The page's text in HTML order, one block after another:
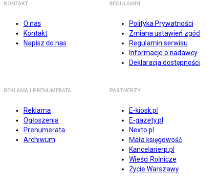
KONTAKT
O nas
Kontakt
Napisz do nas
REGULAMIN
Polityka Prywatności
Zmiana ustawień zgód
Regulamin serwisu
Informacje o nadawcy
Deklaracja dostępności
REKLAMA I PRENUMERATA
Reklama
Ogłoszenia
Prenumerata
Archiwum
PARTNERZY
E-kiosk.pl
E-gazety.pl
Nexto.pl
Mała księgowość
Kancelarierp.pl
Wieści Rolnicze
Życie Warszawy